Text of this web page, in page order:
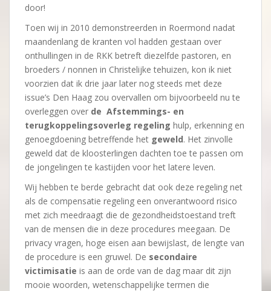
door!
Toen wij in 2010 demonstreerden in Roermond nadat
maandenlang de kranten vol hadden gestaan over
onthullingen in de RKK betreft diezelfde pastoren, en
broeders / nonnen in Christelijke tehuizen, kon ik niet
voorzien dat ik drie jaar later nog steeds met deze
issue’s Den Haag zou overvallen om bijvoorbeeld nu te
overleggen over de Afstemmings- en
terugkoppelingsoverleg regeling hulp, erkenning en
genoegdoening betreffende het geweld. Het zinvolle
geweld dat de kloosterlingen dachten toe te passen om
de jongelingen te kastijden voor het latere leven.
Wij hebben te berde gebracht dat ook deze regeling net
als de compensatie regeling een onverantwoord risico
met zich meedraagt die de gezondheidstoestand treft
van de mensen die in deze procedures meegaan. De
privacy vragen, hoge eisen aan bewijslast, de lengte van
de procedure is een gruwel. De secondaire
victimisatie is aan de orde van de dag maar dit zijn
mooie woorden, wetenschappelijke termen die